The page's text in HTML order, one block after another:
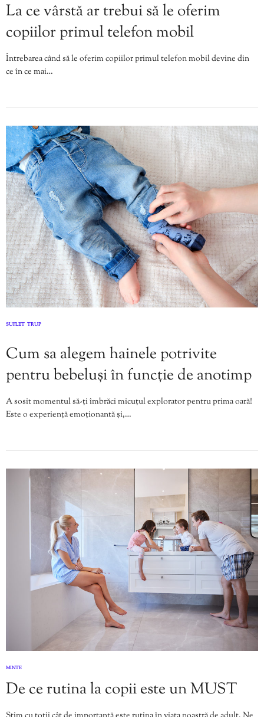
La ce vârstă ar trebui să le oferim
copiilor primul telefon mobil
Întrebarea când să le oferim copiilor primul telefon mobil devine din
ce în ce mai…
SUFLET TRUP
Cum sa alegem hainele potrivite
pentru bebeluși în funcție de anotimp
A sosit momentul să-ți îmbrăci micuțul explorator pentru prima oară!
Este o experiență emoționantă și,…
MINTE
De ce rutina la copii este un MUST